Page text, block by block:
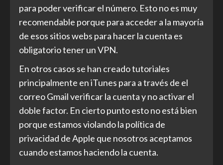
para poder verificar el número. Esto no es muy
recomendable porque para acceder a la mayoría
de esos sitios webs para hacer la cuenta es
obligatorio tener un VPN.
En otros casos se han creado tutoriales
principalmente en iTunes para a través de el
correo Gmail verificar la cuenta y no activar el
doble factor. En cierto punto esto no está bien
porque estamos violando la política de
privacidad de Apple que nosotros aceptamos
cuando estamos haciendo la cuenta.